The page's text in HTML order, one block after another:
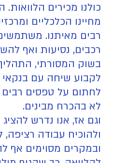
כולנו מכירים
מחיינו הכלכליים
רבים מאיתנו.
רכבים, נסיעות ואף
בשוק המסורתי,
לקבוע שיחה עם בנקאי
לחתום על טפסים רבים
לא בהכרח מבינים.
וגם אז, אנו נדרש
ולהוכיח עבודה רציפה,
ובמקרים מסוימים אף